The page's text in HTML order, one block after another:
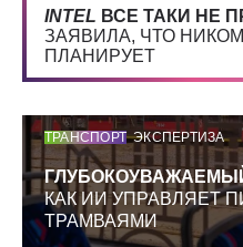
INTEL ВСЕ ТАКИ НЕ
ЗАЯВИЛА, ЧТО
ПЛАНИРУЕТ
ТРАНСПОРТ ЭКСПЕРТИЗА
КАК ИИ УПРАВЛЯЕТ
ТРАМВАЯМИ